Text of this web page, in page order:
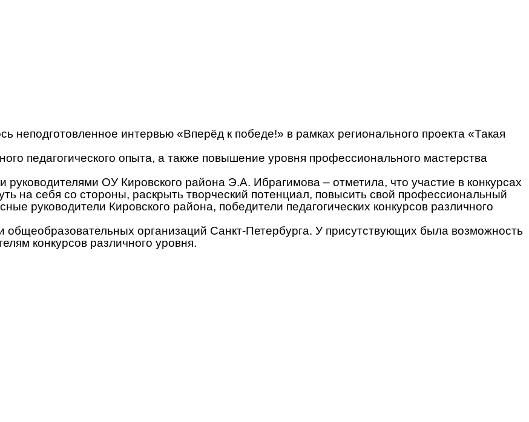
интервью «Вперёд к победе!» в рамках регионального проекта «Такая
педагогического опыта, а также повышение уровня профессионального мастерства
ОУ Кировского района Э.А. Ибрагимова – отметила, что участие в конкурсах
на себя со стороны, раскрыть творческий потенциал, повысить свой профессиональный
руководители Кировского района, победители педагогических конкурсов различного
общеобразовательных организаций Санкт-Петербурга. У присутствующих была возможность
конкурсов различного уровня.